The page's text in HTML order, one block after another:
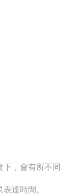
下，會有所不同
達時間。